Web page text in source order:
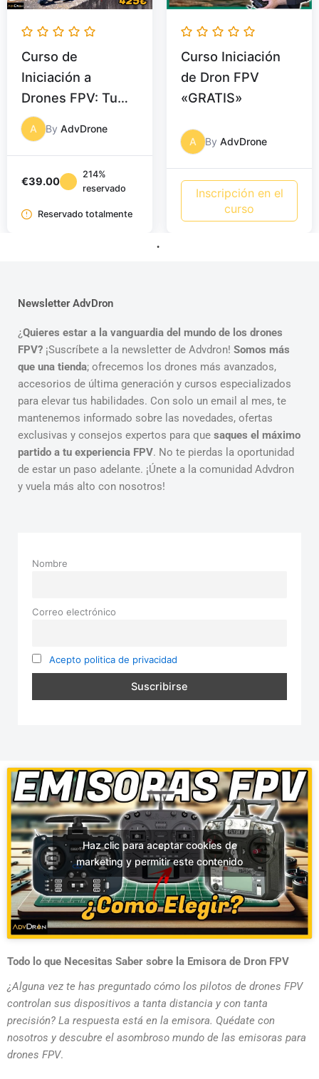
Curso de
Iniciación a
Drones FPV: Tu
Puerta de Entrada
al Apasionante
Mundo de los
Drones FPV
A By AdvDrone
€39.00
214%
reservado
Reservado totalmente
Curso Iniciación
de Dron FPV
«GRATIS»
A By AdvDrone
Inscripción en el
curso
Newsletter AdvDron
¿Quieres estar a la vanguardia del mundo de los drones
FPV? ¡Suscríbete a la newsletter de Advdron! Somos más
que una tienda; ofrecemos los drones más avanzados,
accesorios de última generación y cursos especializados
para elevar tus habilidades. Con solo un email al mes, te
mantenemos informado sobre las novedades, ofertas
exclusivas y consejos expertos para que saques el máximo
partido a tu experiencia FPV. No te pierdas la oportunidad
de estar un paso adelante. ¡Únete a la comunidad Advdron
y vuela más alto con nosotros!
Nombre
Correo electrónico
Acepto politica de privacidad
Haz clic para aceptar cookies de
marketing y permitir este contenido
Todo lo que Necesitas Saber sobre la Emisora de Dron FPV
¿Alguna vez te has preguntado cómo los pilotos de drones FPV
controlan sus dispositivos a tanta distancia y con tanta
precisión? La respuesta está en la emisora. Quédate con
nosotros y descubre el asombroso mundo de las emisoras para
drones FPV.